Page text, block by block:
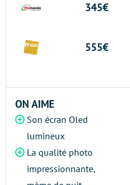
345€
555€
ON AIME
Son écran Oled
lumineux
La qualité photo
impressionnante,